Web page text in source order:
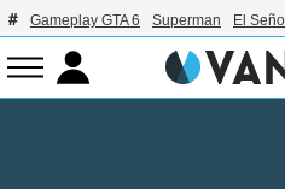
Gameplay GTA 6 Superman El